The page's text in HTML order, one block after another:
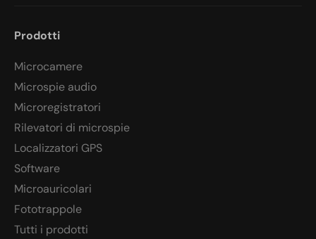
Prodotti
Microcamere
Microspie audio
Microregistratori
Rilevatori di microspie
Localizzatori GPS
Software
Microauricolari
Fototrappole
Tutti i prodotti